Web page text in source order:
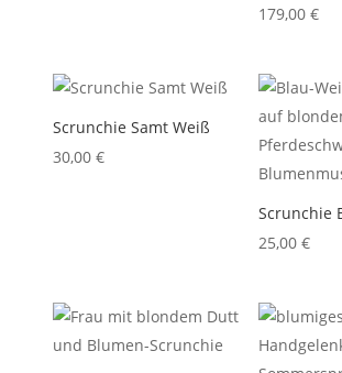
179,00 €
Scrunchie Samt Weiß
30,00€
Scrunchie
25,00 €